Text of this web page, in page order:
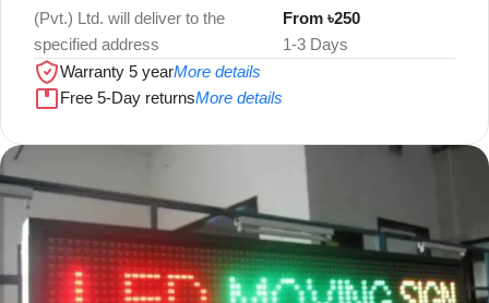
(Pvt.) Ltd. will deliver to the
specified address
1-3 Days
From ৳250
Warranty 5 yearMore details
Free 5-Day returnsMore details